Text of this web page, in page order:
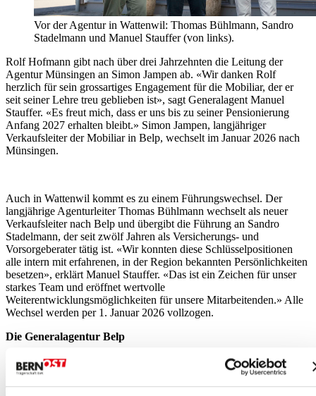
Vor der Agentur in Wattenwil: Thomas Bühlmann, Sandro
Stadelmann und Manuel Stauffer (von links).
Rolf Hofmann gibt nach über drei Jahrzehnten die Leitung der
Agentur Münsingen an Simon Jampen ab. «Wir danken Rolf
herzlich für sein grossartiges Engagement für die Mobiliar, der er
seit seiner Lehre treu geblieben ist», sagt Generalagent Manuel
Stauffer. «Es freut mich, dass er uns bis zu seiner Pensionierung
Anfang 2027 erhalten bleibt.» Simon Jampen, langjähriger
Verkaufsleiter der Mobiliar in Belp, wechselt im Januar 2026 nach
Münsingen.
Auch in Wattenwil kommt es zu einem Führungswechsel. Der
langjährige Agenturleiter Thomas Bühlmann wechselt als neuer
Verkaufsleiter nach Belp und übergibt die Führung an Sandro
Stadelmann, der seit zwölf Jahren als Versicherungs- und
Vorsorgeberater tätig ist. «Wir konnten diese Schlüsselpositionen
alle intern mit erfahrenen, in der Region bekannten Persönlichkeiten
besetzen», erklärt Manuel Stauffer. «Das ist ein Zeichen für unser
starkes Team und eröffnet wertvolle
Weiterentwicklungsmöglichkeiten für unsere Mitarbeitenden.» Alle
Wechsel werden per 1. Januar 2026 vollzogen.
Die Generalagentur Belp
Die Generalagentur Belp zählt 46 Mitarbeitende, darunter 3
Lernende, und betreut mehr als 27 000 Kundinnen und Kunden in
der Region Gürbe- und Aaretal. Dank genossenschaftlicher